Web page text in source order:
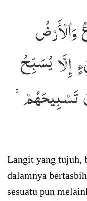
وَٱلۡأَرۡضُ
يُسَبِّحُ
تَسۡبِيحَهُمۡۚ
Langit yang tujuh,
dalamnya
sesuatu pun